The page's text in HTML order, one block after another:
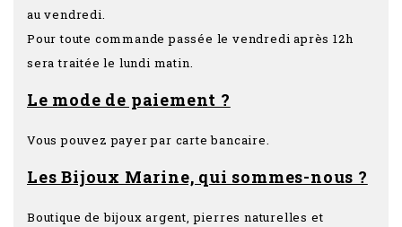
au vendredi.
Pour toute commande passée le vendredi après 12h
sera traitée le lundi matin.
Le mode de paiement ?
Vous pouvez payer par carte bancaire.
Les Bijoux Marine, qui sommes-nous ?
Boutique de bijoux argent, pierres naturelles et